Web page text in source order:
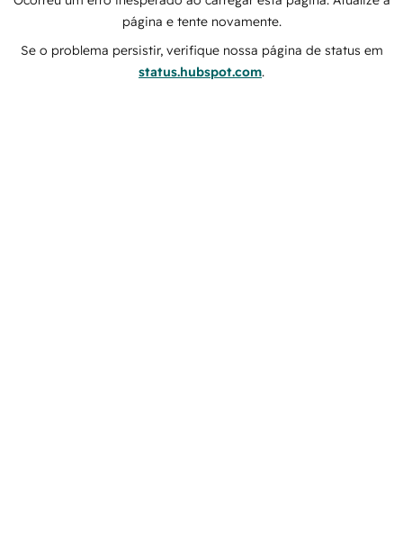
página e tente novamente.
Se o problema persistir, verifique nossa página de status em
status.hubspot.com.